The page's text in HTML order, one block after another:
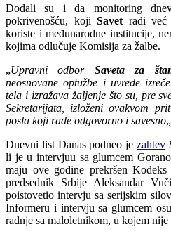
Dodali su i da monitoring
pokrivenošću, kojiSavet radi već
koriste i međunarodne institucije,
kojima odlučuje Komisija za žalbe.
„Upravni odbor Saveta za
neosnovane optužbe i uvrede
tela i izražava žaljenje što su, pre
Sekretarijata, izloženi ovakvom
posla koji rade odgovorno i savesno
Dnevni list Danas podneo jezahtev
li je u intervjuu sa glumcem
maju ove godine prekršen
predsednik Srbije Aleksandar
poistovetio intervju sa serijskim
Informeru i intervju sa glumcem
radnje sa maloletnikom, u kojem